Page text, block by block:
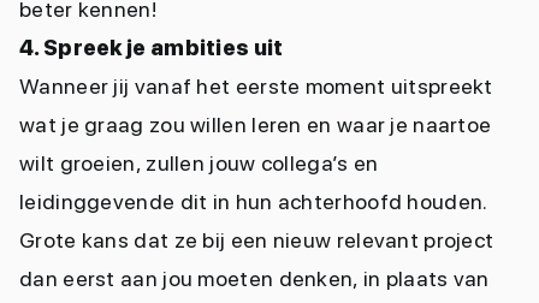
beter kennen!
4. Spreek je ambities uit
Wanneer jij vanaf het eerste moment uitspreekt
wat je graag zou willen leren en waar je naartoe
wilt groeien, zullen jouw collega’s en
leidinggevende dit in hun achterhoofd houden.
Grote kans dat ze bij een nieuw relevant project
dan eerst aan jou moeten denken, in plaats van